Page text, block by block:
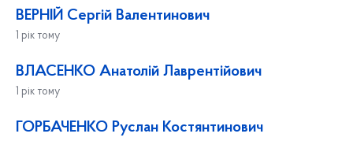
ВЕРНІЙ Сергій Валентинович
1 рік тому
ВЛАСЕНКО Анатолій Лаврентійович
1 рік тому
ГОРБАЧЕНКО Руслан Костянтинович